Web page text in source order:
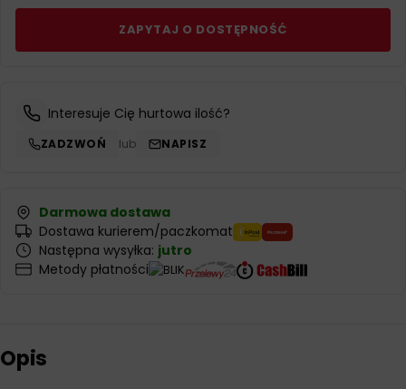
ZAPYTAJ O DOSTĘPNOŚĆ
Interesuje Cię hurtowa ilość?
ZADZWOŃ lub NAPISZ
Darmowa dostawa
Dostawa kurierem/paczkomat
Następna wysyłka: jutro
Metody płatności
Opis